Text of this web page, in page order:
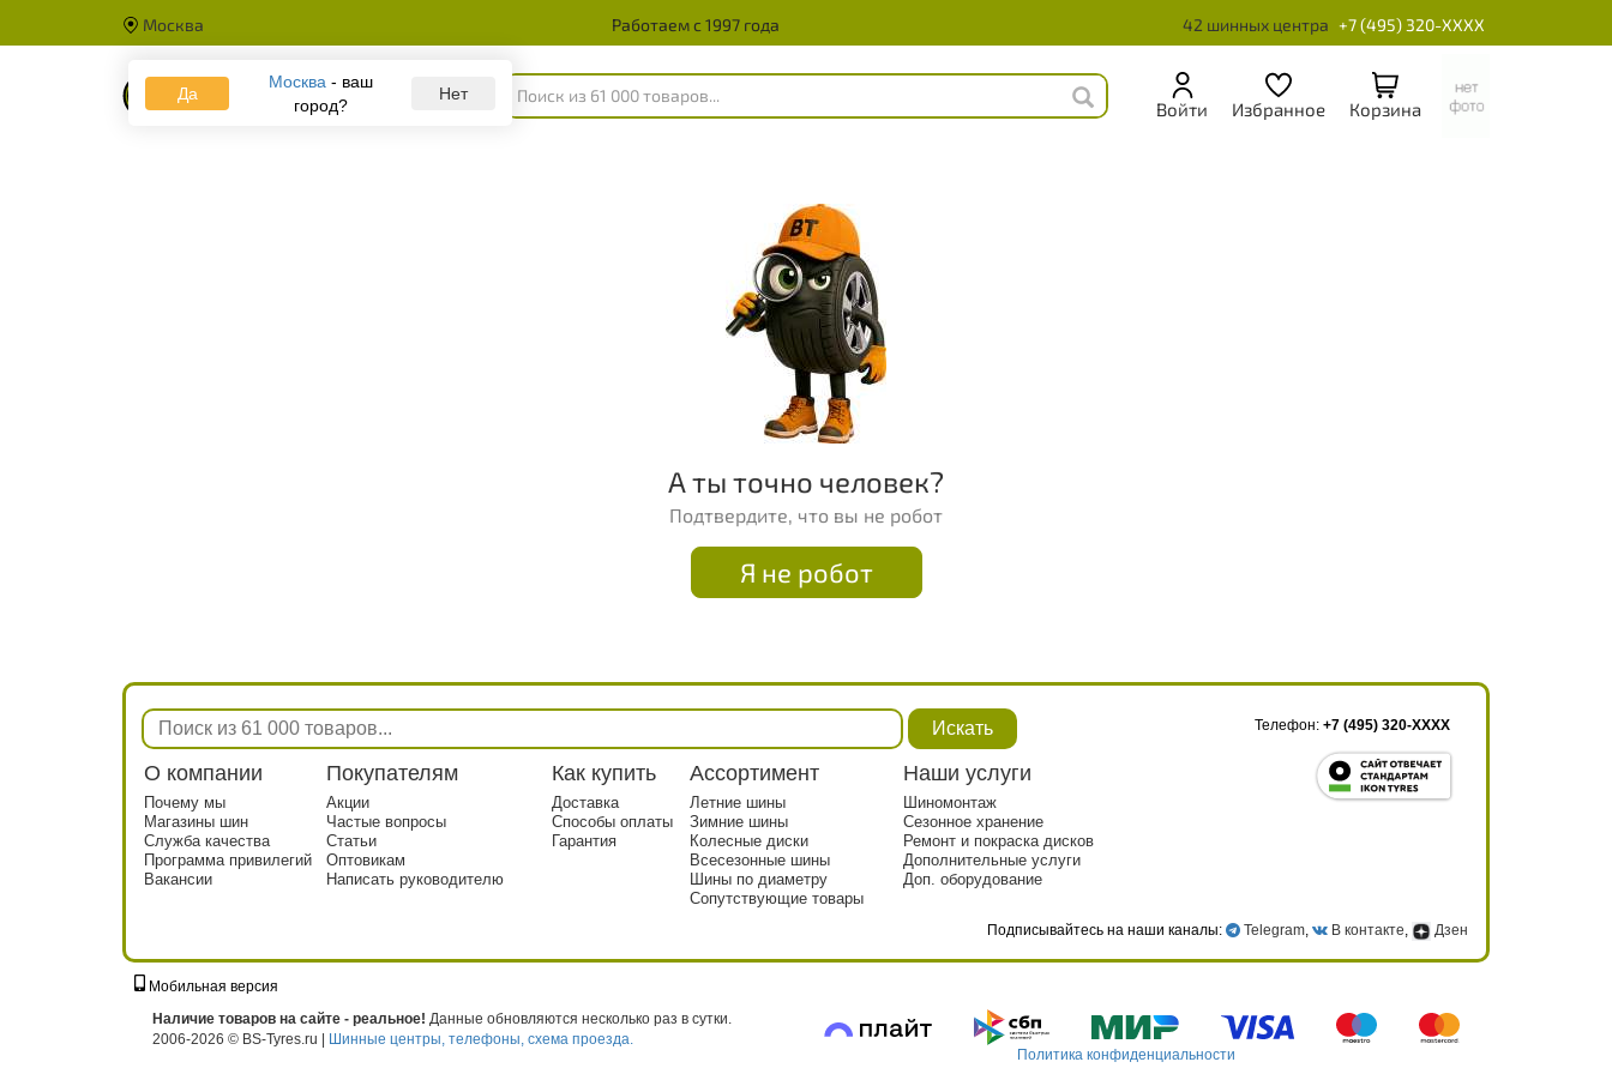
Москва Работаем с 1997 года 42 шинных центра +7 (495) 320-XXXX
Да
Москва - ваш
город?
Нет
Каталог
Войти Избранное Корзина
А ты точно человек?
Подтвердите, что вы не робот
Я не робот
Искать
О компании
Почему мы
Магазины шин
Служба качества
Программа привилегий
Вакансии
Покупателям
Акции
Частые вопросы
Статьи
Оптовикам
Написать руководителю
Как купить
Доставка
Способы оплаты
Гарантия
Ассортимент
Летние шины
Зимние шины
Колесные диски
Всесезонные шины
Шины по диаметру
Сопутствующие товары
Наши услуги
Шиномонтаж
Сезонное хранение
Ремонт и покраска дисков
Дополнительные услуги
Доп. оборудование
Телефон: +7 (495) 320-XXXX
Подписывайтесь на наши каналы: Telegram, В контакте, Дзен
Мобильная версия
Наличие товаров на сайте - реальное! Данные обновляются несколько раз в сутки.
2006-2026 © BS-Tyres.ru |
Шинные центры, телефоны, схема проезда.
Политика конфиденциальности